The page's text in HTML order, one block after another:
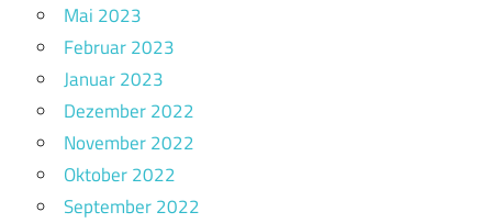
Mai 2023
Februar 2023
Januar 2023
Dezember 2022
November 2022
Oktober 2022
September 2022